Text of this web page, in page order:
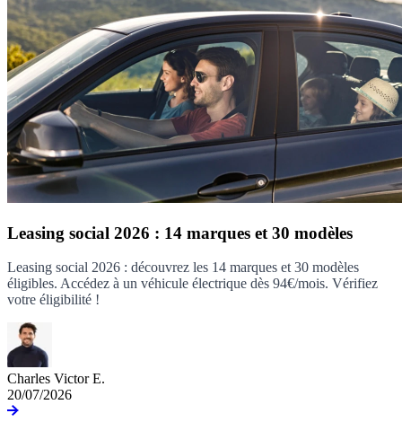
Leasing social 2026 : 14 marques et 30 modèles
Leasing social 2026 : découvrez les 14 marques et 30 modèles
éligibles. Accédez à un véhicule électrique dès 94€/mois. Vérifiez
votre éligibilité !
Charles Victor E.
20/07/2026